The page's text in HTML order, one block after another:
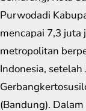
Purwodadi
mencapai 7,3 juta
metropolitan
Indonesia, setelah
(Bandung).